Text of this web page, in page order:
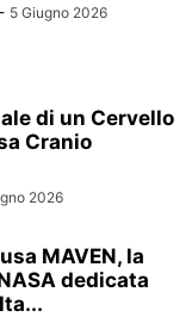
- 5 Giugno 2026
di un Cervello
Cranio
2026
MAVEN, la
dedicata